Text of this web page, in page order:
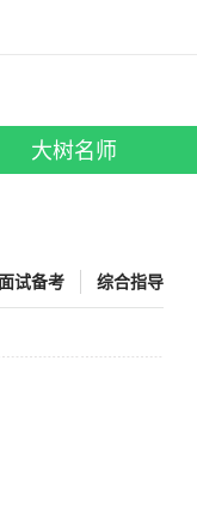
行测老师
大树名师
试备考 综合指导